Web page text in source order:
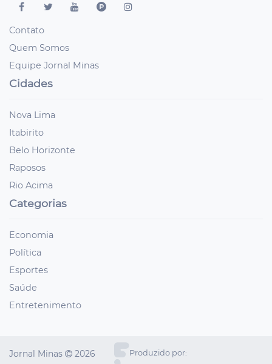
Contato
Quem Somos
Equipe Jornal Minas
Cidades
Nova Lima
Itabirito
Belo Horizonte
Raposos
Rio Acima
Categorias
Economia
Política
Esportes
Saúde
Entretenimento
Jornal Minas 2026 Produzido por: